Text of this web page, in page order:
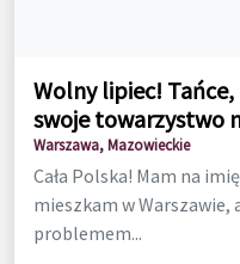
Wolny lipiec!
swoje towarzystwo
Warszawa, Mazowieckie
Cała Polska! Mam na
mieszkam w Warszawie,
problemem...